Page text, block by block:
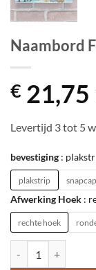
Naambord
€ 21,75
Levertijd 3 tot 5
bevestiging
plakstrip
Afwerking Hoek
rechte hoek